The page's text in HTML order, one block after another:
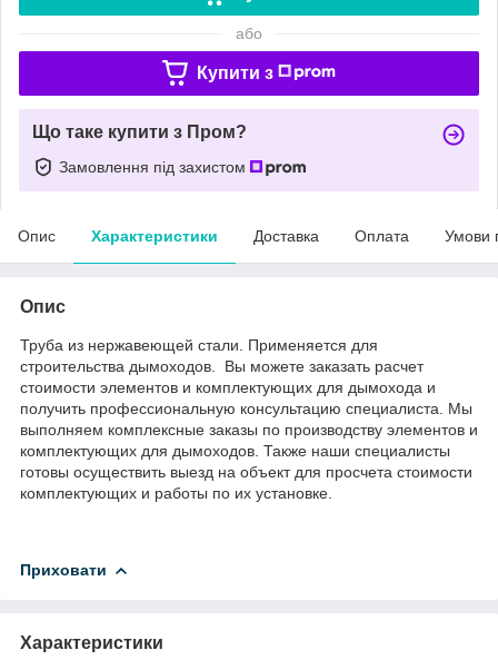
або
Купити з
Що таке купити з Пром?
Замовлення під захистом
Опис Характеристики Доставка Оплата Умови
Опис
Труба из нержавеющей стали. Применяется для
строительства дымоходов. Вы можете заказать расчет
стоимости элементов и комплектующих для дымохода и
получить профессиональную консультацию специалиста. Мы
выполняем комплексные заказы по производству элементов и
комплектующих для дымоходов. Также наши специалисты
готовы осуществить выезд на объект для просчета стоимости
комплектующих и работы по их установке.
Приховати
Характеристики